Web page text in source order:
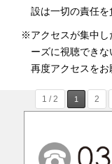
設は一切の責任を
※アクセスが集中し
ーズに視聴でき
再度アクセスをお
1 / 2 1 2